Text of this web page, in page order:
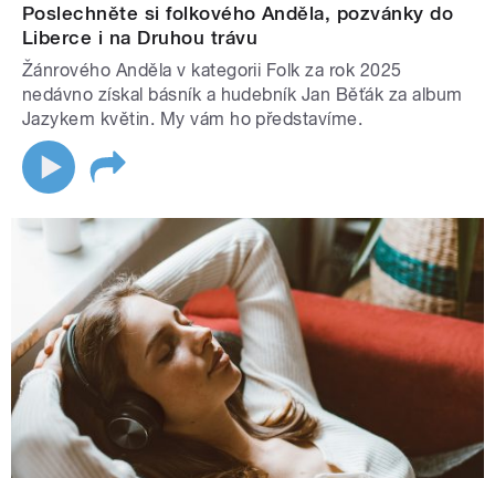
Poslechněte si folkového Anděla, pozvánky do
Liberce i na Druhou trávu
Žánrového Anděla v kategorii Folk za rok 2025
nedávno získal básník a hudebník Jan Běťák za album
Jazykem květin. My vám ho představíme.